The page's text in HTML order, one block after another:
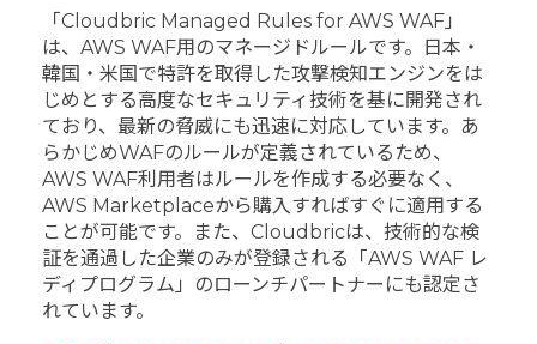
「Cloudbric Managed Rules for AWS WAF」
は、AWS WAF用のマネージドルールです。日本・
韓国・米国で特許を取得した攻撃検知エンジンをは
じめとする高度なセキュリティ技術を基に開発され
ており、最新の脅威にも迅速に対応しています。あ
らかじめWAFのルールが定義されているため、
AWS WAF利用者はルールを作成する必要なく、
AWS Marketplaceから購入すればすぐに適用する
ことが可能です。また、Cloudbricは、技術的な検
証を通過した企業のみが登録される「AWS WAF レ
ディプログラム」のローンチパートナーにも認定さ
れています。